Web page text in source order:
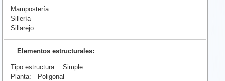
Mampostería
Sillería
Sillarejo
Elementos estructurales:
Tipo estructura:
Simple
Planta:
Poligonal